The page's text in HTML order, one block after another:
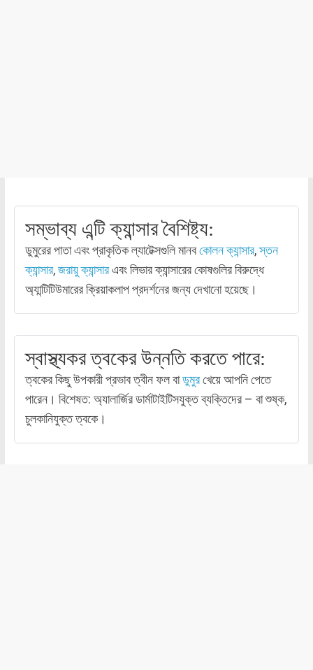
সম্ভাব্য এন্টি ক্যান্সার বৈশিষ্ট্য:
ডুমুরের পাতা এবং প্রাকৃতিক ল্যাটেক্সগুলি মানবকোলন ক্যান্সার,স্তন
ক্যান্সার,জরায়ু ক্যান্সারএবং লিভার ক্যান্সারের কোষগুলির বিরুদ্ধে
অ্যান্টিটিউমারের ক্রিয়াকলাপ প্রদর্শনের জন্য দেখানো হয়েছে।
স্বাস্থ্যকর ত্বকের উন্নতি করতে পারে:
ত্বকের কিছু উপকারী প্রভাব ত্বীন ফল বাডুমুরখেয়ে আপনি পেতে
পারেন। বিশেষত: অ্যালার্জির ডার্মাটাইটিসযুক্ত ব্যক্তিদের – বা শুষ্ক,
চুলকানিযুক্ত ত্বকে।